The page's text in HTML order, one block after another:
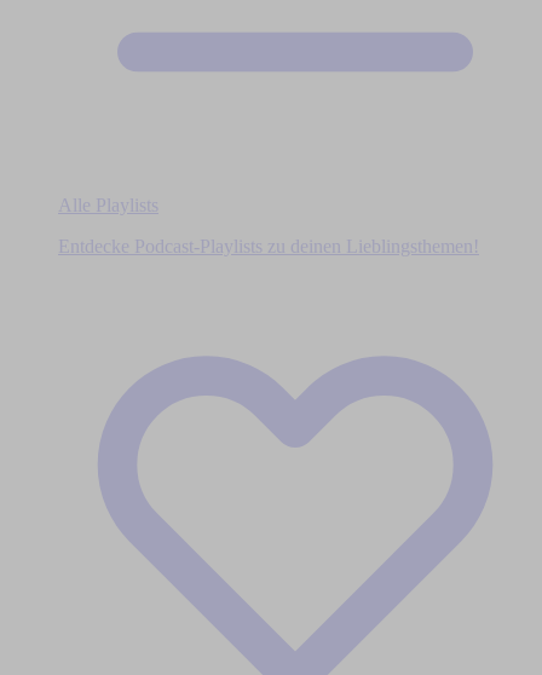
Alle Playlists
Entdecke Podcast-Playlists zu deinen Lieblingsthemen!